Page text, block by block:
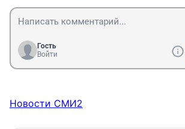
Гость
Войти
Новости СМИ2